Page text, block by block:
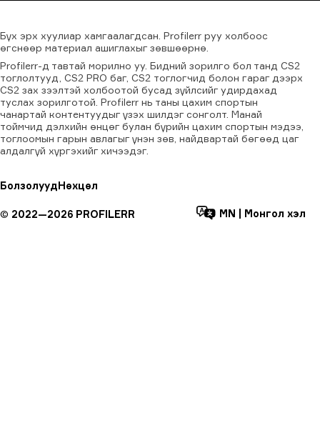
Бүх эрх хуулиар хамгаалагдсан. Profilerr руу холбоос
өгснөөр материал ашиглахыг зөвшөөрнө.
Profilerr-д тавтай морилно уу. Бидний зорилго бол танд CS2
тоглолтууд, CS2 PRO баг, CS2 тоглогчид болон гараг дээрх
CS2 зах зээлтэй холбоотой бусад зүйлсийг удирдахад
туслах зорилготой. Profilerr нь таны цахим спортын
чанартай контентуудыг үзэх шилдэг сонголт. Манай
тоймчид дэлхийн өнцөг булан бүрийн цахим спортын мэдээ,
тоглоомын гарын авлагыг үнэн зөв, найдвартай бөгөөд цаг
алдалгүй хүргэхийг хичээдэг.
БолзолуудНөхцөл
© 2022—2026 PROFILERR MN Монгол хэл